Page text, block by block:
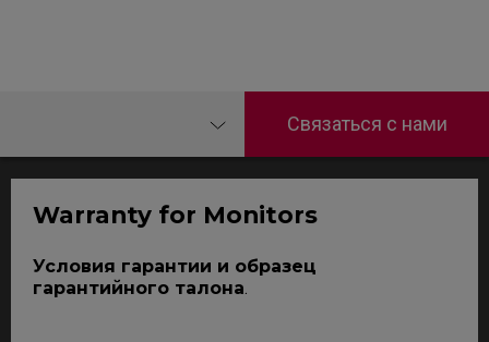
Связаться с нами
Warranty for Monitors
Условия гарантии и образец
гарантийного талона